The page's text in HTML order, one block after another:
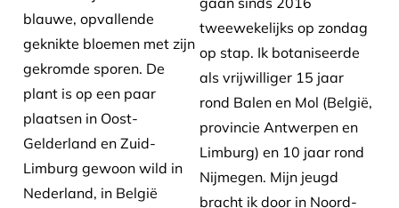
blauwe, opvallende
geknikte bloemen met zijn
gekromde sporen. De
plant is op een paar
plaatsen in Oost-
Gelderland en Zuid-
Limburg gewoon wild in
Nederland, in België
tweewekelijks op zondag
op stap. Ik botaniseerde
als vrijwilliger 15 jaar
rond Balen en Mol (België,
provincie Antwerpen en
Limburg) en 10 jaar rond
Nijmegen. Mijn jeugd
bracht ik door in Noord-